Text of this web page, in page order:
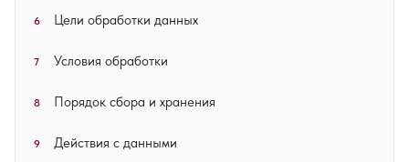
6 Цели обработки данных
7 Условия обработки
8 Порядок сбора и хранения
9 Действия с данными